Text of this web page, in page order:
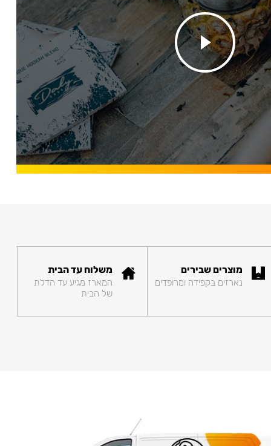
מוצרים שבירים
נארזים בקפידה ומרופדים
משלוח עד הבית
המארז מגיע עד הדלת
של הבית